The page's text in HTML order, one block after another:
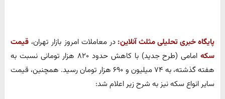
پایگاه خبری تحلیلی مثلث آنلاین: در معاملات امروز بازار تهران، قیمت
سکه
امامی (طرح جدید) با کاهش حدود ۸۲۰ هزار تومانی نسبت به
هفته گذشته، به ۷۴ میلیون و ۶۹۰ هزار تومان رسید. همچنین، قیمت
سایر انواع سکه نیز به شرح زیر اعلام شد: